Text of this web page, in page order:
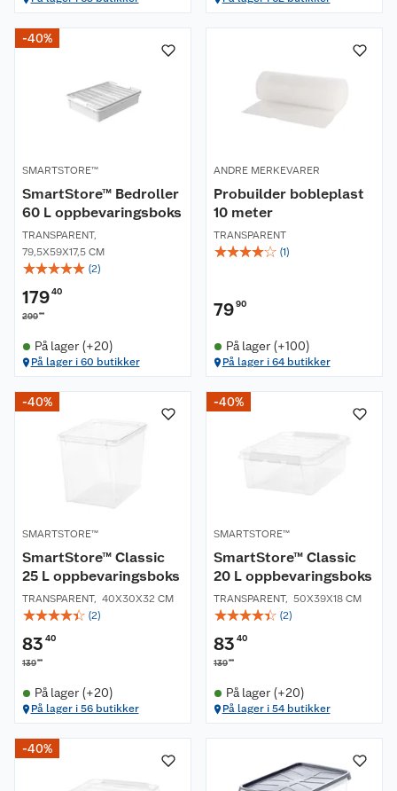
-40%
SMARTSTORE™
SmartStore™ Bedroller
60 L oppbevaringsboks
TRANSPARENT,
79,5X59X17,5 CM
☆☆☆☆☆ (2)
17940
29900
På lager (+20)
På lager i 60 butikker
ANDRE MERKEVARER
Probuilder bobleplast
10 meter
TRANSPARENT
☆☆☆☆☆ (1)
7990
På lager (+100)
På lager i 64 butikker
-40%
SMARTSTORE™
SmartStore™ Classic
25 L oppbevaringsboks
TRANSPARENT, 40X30X32 CM
☆☆☆☆☆ (2)
83 40
13900
På lager (+20)
På lager i 56 butikker
-40%
SMARTSTORE™
SmartStore™ Classic
20 L oppbevaringsboks
TRANSPARENT, 50X39X18 CM
☆☆☆☆☆ (2)
83 40
13900
På lager (+20)
På lager i 54 butikker
-40%